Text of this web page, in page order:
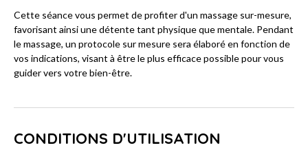
Cette séance vous permet de profiter d'un massage sur-mesure,
favorisant ainsi une détente tant physique que mentale. Pendant
le massage, un protocole sur mesure sera élaboré en fonction de
vos indications, visant à être le plus efficace possible pour vous
guider vers votre bien-être.
CONDITIONS D'UTILISATION